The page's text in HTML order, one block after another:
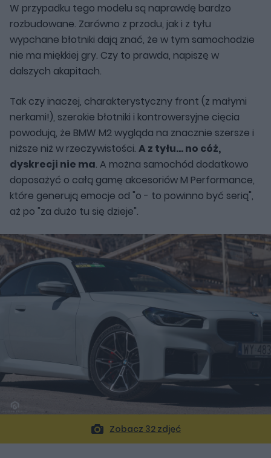
W przypadku tego modelu są naprawdę bardzo
rozbudowane. Zarówno z przodu, jak i z tyłu
wypchane błotniki dają znać, że w tym samochodzie
nie ma miękkiej gry. Czy to prawda, napiszę w
dalszych akapitach.
Tak czy inaczej, charakterystyczny front (z małymi
nerkami!), szerokie błotniki i kontrowersyjne cięcia
powodują, że BMW M2 wygląda na znacznie szersze i
niższe niż w rzeczywistości. A z tyłu... no cóż,
dyskrecji nie ma. A można samochód dodatkowo
doposażyć o całą gamę akcesoriów M Performance,
które generują emocje od "o - to powinno być serią",
aż po "za dużo tu się dzieje".
Zobacz 32 zdjęć